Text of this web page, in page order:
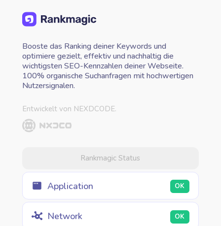
Booste das Ranking deiner Keywords und
optimiere gezielt, effektiv und nachhaltig die
wichtigsten SEO-Kennzahlen deiner Webseite.
100% organische Suchanfragen mit hochwertigen
Nutzersignalen.
Entwickelt von NEXDCODE.
Rankmagic Status
Application OK
Network OK